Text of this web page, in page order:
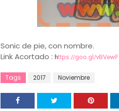
Sonic de pie, con nombre.
Link Acortado : https://goo.gl/vBVewF
Tags 2017 Noviembre